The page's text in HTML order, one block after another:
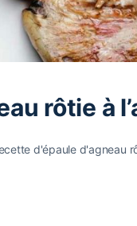
rôtie à
d'épaule d'agneau